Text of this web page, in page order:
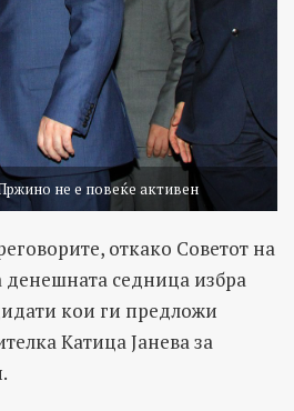
не е повеќе активен
откако Советот на
денешната седница избра
кои ги предложи
Катица Јанева за